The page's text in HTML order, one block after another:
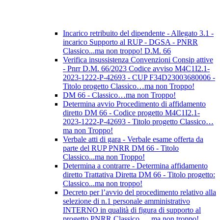
Incarico retribuito del dipendente - Allegato 3.1 -
incarico Supporto al RUP - DGSA - PNRR
Classico...ma non troppo! D.M. 66
Verifica insussistenza Convenzioni Consip attive
- Pnrr D.M. 66/2023 Codice avviso M4C1I2.1-
2023-1222-P-42693 - CUP F34D23003680006 -
Titolo progetto Classico…ma non Troppo!
DM 66 - Classico…ma non Troppo!
Determina avvio Procedimento di affidamento
diretto DM 66 - Codice progetto M4C1I2.1-
2023-1222-P-42693 - Titolo progetto Classico…
ma non Troppo!
Verbale atti di gara - Verbale esame offerta da
parte del RUP PNRR DM 66 - Titolo
Classico...ma non Troppo!
Determina a contrarre - Determina affidamento
diretto Trattativa Diretta DM 66 - Titolo progetto:
Classico...ma non troppo!
Decreto per l’avvio del procedimento relativo alla
selezione di n.1 personale amministrativo
INTERNO in qualità di figura di supporto al